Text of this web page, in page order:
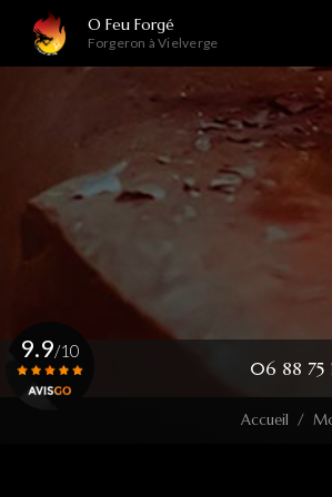
contenu
O Feu Forgé
Forgeron à Vielverge
06 88 75
9.9/10
Accueil